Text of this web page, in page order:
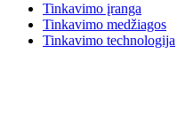
Tinkavimo įranga
Tinkavimo medžiagos
Tinkavimo technologija